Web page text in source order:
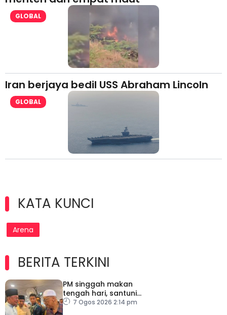
GLOBAL
Iran berjaya bedil USS Abraham Lincoln
GLOBAL
KATA KUNCI
Arena
BERITA TERKINI
PM singgah makan
tengah hari, santuni
orang ramai di Alor
7 Ogos 2026 2:14 pm